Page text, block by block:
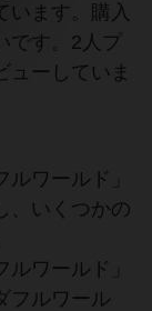
います。購入
です。2人プ
ューしていま
ワールド」
、いくつかの
ワールド」
フルワール